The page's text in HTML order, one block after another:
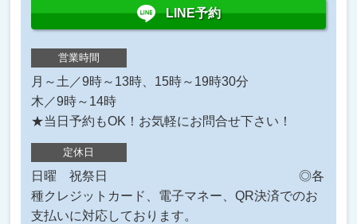
LINE予約
営業時間
月～土／9時～13時、15時～19時30分
木／9時～14時
★当日予約もOK！お気軽にお問合せ下さい！
定休日
日曜 祝祭日 ◎各
種クレジットカード、電子マネー、QR決済でのお
支払いに対応しております。